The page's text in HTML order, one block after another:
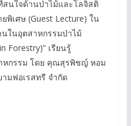
นใจด้านป่าไม้และโลจิสติ
พิเศษ (Guest Lecture) ใน
ในอุตสาหกรรมป่าไม้
Forestry)” เรียนรู้
หกรรม โดย คุณสุรพิชญ์ หอม
มฟอเรสทรี จำกัด